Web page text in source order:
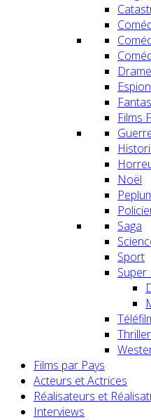
Drame
Films
Noël
Saga
Sport
Super
Thriller
Films par Pays
Acteurs et Actrices
Réalisateurs et
Interviews